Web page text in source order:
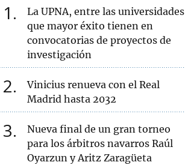
1
La UPNA, entre las universidades
que mayor éxito tienen en
convocatorias de proyectos de
investigación
2
Vinicius renueva con el Real
Madrid hasta 2032
3
Nueva final de un gran torneo
para los árbitros navarros Raúl
Oyarzun y Aritz Zaragüeta